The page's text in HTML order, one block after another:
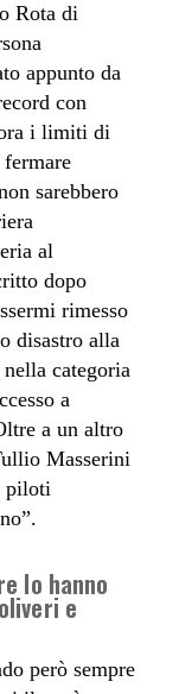
Rota di
appunto da
con
i limiti di
sarebbero
al
dopo
rimesso
disastro alla
categoria
a
a un altro
Masserini
piloti
lo hanno
e
però sempre